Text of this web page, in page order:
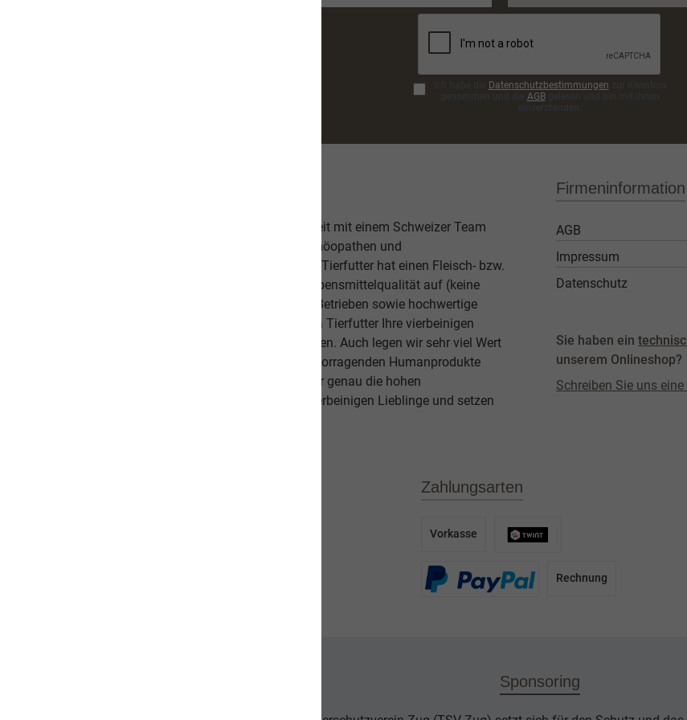
Adresse*
Datenschutzbestimmungen
AGBgelesen und bin mit ihnen
Unsere hochwertige Tiernahrung ist in Zusammenarbeit mit einem Schweizer Team
bestehend aus einer Tierärztin, Tierheilpraktikern, Homöopathen und
Ernährungsfachleuten entwickelt worden. Das leckere Tierfutter hat einen Fleisch- bzw.
Fischanteil von ca. 70% im Durchschnitt und weist Lebensmittelqualität auf (keine
Schlachtabfälle). Höchste Qualität aus kontrollierten Betrieben sowie hochwertige
Beilagen sind der Garant, dass Sie mit unserem naVita Tierfutter Ihre vierbeinigen
Lieblinge ausgewogen und abwechslungsreich ernähren. Auch legen wir sehr viel Wert
darauf, dass es Ihnen persönlich gut geht. Unsere hervorragenden Humanprodukte
beweisen dies. Als Schweizer Unternehmen kennen wir genau die hohen
Qualitätsansprüche unserer Kunden sowie unseren vierbeinigen Lieblinge und setzen
Firmeninformation
AGB
Impressum
Datenschutz
Sie haben ein
unserem Onlineshop?
Schreiben Sie uns eine
Zahlungsarten
Vorkasse
Rechnung
Sponsoring